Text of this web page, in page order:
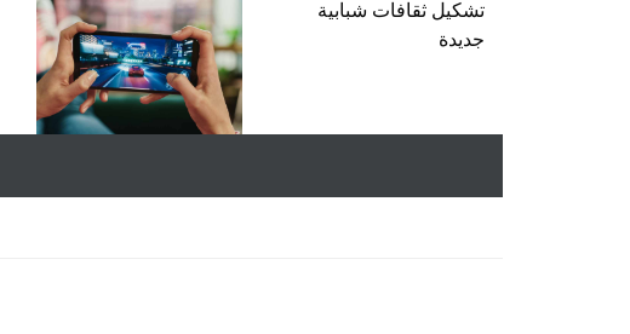
تشكيل ثقافات شبابية
جديدة